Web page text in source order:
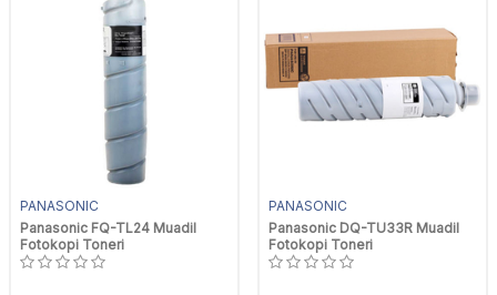
PANASONIC
Panasonic FQ-TL24 Muadil
Fotokopi Toneri
PANASONIC
Panasonic DQ-TU33R Muadil
Fotokopi Toneri